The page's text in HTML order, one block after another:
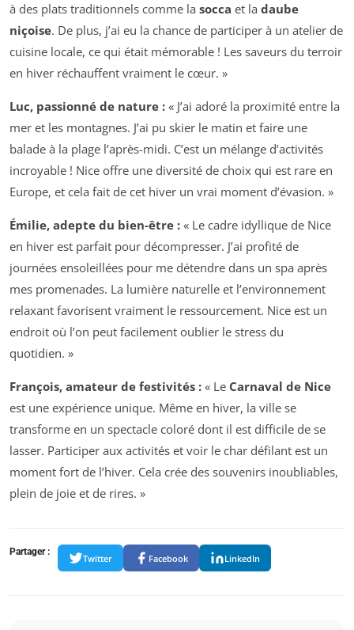
à des plats traditionnels comme la socca et la daube
niçoise. De plus, j’ai eu la chance de participer à un atelier de
cuisine locale, ce qui était mémorable ! Les saveurs du terroir
en hiver réchauffent vraiment le cœur. »
Luc, passionné de nature : « J’ai adoré la proximité entre la
mer et les montagnes. J’ai pu skier le matin et faire une
balade à la plage l’après-midi. C’est un mélange d’activités
incroyable ! Nice offre une diversité de choix qui est rare en
Europe, et cela fait de cet hiver un vrai moment d’évasion. »
Émilie, adepte du bien-être : « Le cadre idyllique de Nice
en hiver est parfait pour décompresser. J’ai profité de
journées ensoleillées pour me détendre dans un spa après
mes promenades. La lumière naturelle et l’environnement
relaxant favorisent vraiment le ressourcement. Nice est un
endroit où l’on peut facilement oublier le stress du
quotidien. »
François, amateur de festivités : « Le Carnaval de Nice
est une expérience unique. Même en hiver, la ville se
transforme en un spectacle coloré dont il est difficile de se
lasser. Participer aux activités et voir le char défilant est un
moment fort de l’hiver. Cela crée des souvenirs inoubliables,
plein de joie et de rires. »
Partager :
Twitter Facebook LinkedIn